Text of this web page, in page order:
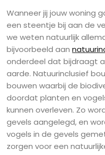
Wanneer jij jouw woning
een steentje bij aan de
we weten natuurlijk
bijvoorbeeld aan
onderdeel dat bijdraagt
aarde. Natuurinclusief
bouwen waarbij de
doordat planten en
kunnen overleven. Zo
gevels aangelegd, en
vogels in de gevels
zorgen voor een